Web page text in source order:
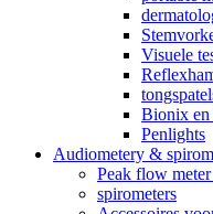
Visuele
Bionix en
Penlights
Audiometery &
Peak flow meter
spirometers